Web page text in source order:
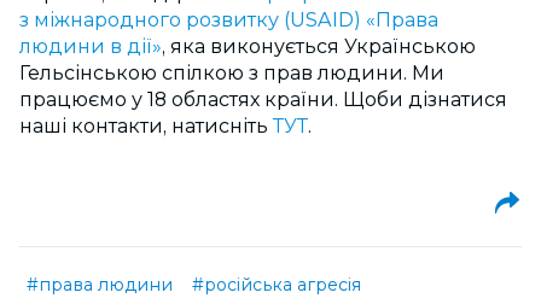
з міжнародного розвитку (USAID) «Права
людини в дії», яка виконується Українською
Гельсінською спілкою з прав людини. Ми
працюємо у 18 областях країни. Щоби дізнатися
наші контакти, натиснітьТУТ.
#права людини
#російська агресія